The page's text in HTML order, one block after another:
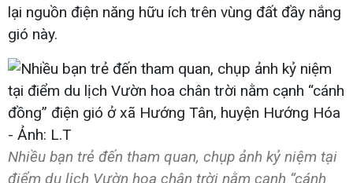
lại nguồn điện năng hữu ích trên vùng đất đầy nắng
gió này.
Nhiều bạn trẻ đến tham quan, chụp ảnh kỷ niệm tại
điểm du lịch Vườn hoa chân trời nằm cạnh “cánh